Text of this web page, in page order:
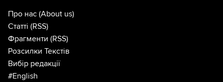
Про нас (About us)
Статті (RSS)
Фрагменти (RSS)
Розсилки Текстів
Вибір редакції
#English